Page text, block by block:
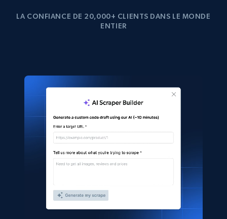
LA CONFIANCE DE 20,000+ CLIENTS DANS LE MONDE
ENTIER